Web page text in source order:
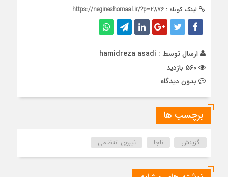
لینک کوتاه : https://negineshomaal.ir/?p=2876
ارسال توسط : hamidreza asadi
بدون دیدگاه
برچسب ها
گزینش ناجا نیروی انتظامی